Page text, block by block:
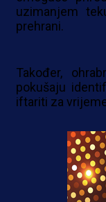
uzimanjem
prehrani.
Također,
pokušaju
iftariti za